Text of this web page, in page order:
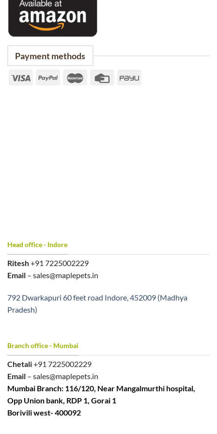
Payment methods
Head office - Indore
Ritesh+91 7225002229
Email – sales@maplepets.in
792 Dwarkapuri 60 feet road Indore, 452009 (Madhya
Pradesh)
Branch office - Mumbai
Chetali+91 7225002229
Email – sales@maplepets.in
Mumbai Branch: 116/120, Near Mangalmurthi hospital,
Opp Union bank, RDP 1, Gorai 1
Borivili west- 400092